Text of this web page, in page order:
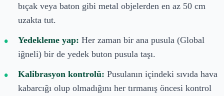
bıçak veya baton gibi metal objelerden en az 50 cm
uzakta tut.
Yedekleme yap: Her zaman bir ana pusula (Global
iğneli) bir de yedek buton pusula taşı.
Kalibrasyon kontrolü: Pusulanın içindeki sıvıda hava
kabarcığı olup olmadığını her tırmanış öncesi kontrol